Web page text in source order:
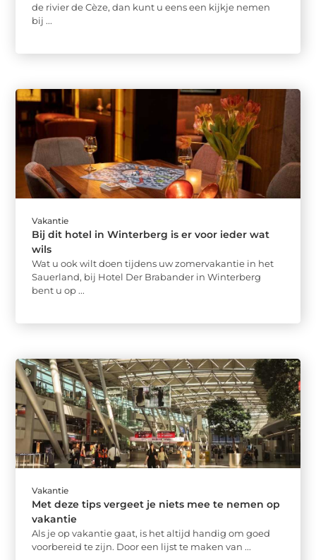
de rivier de Cèze, dan kunt u eens een kijkje nemen
bij ...
Vakantie
Bij dit hotel in Winterberg is er voor ieder wat
wils
Wat u ook wilt doen tijdens uw zomervakantie in het
Sauerland, bij Hotel Der Brabander in Winterberg
bent u op ...
Vakantie
Met deze tips vergeet je niets mee te nemen op
vakantie
Als je op vakantie gaat, is het altijd handig om goed
voorbereid te zijn. Door een lijst te maken van ...